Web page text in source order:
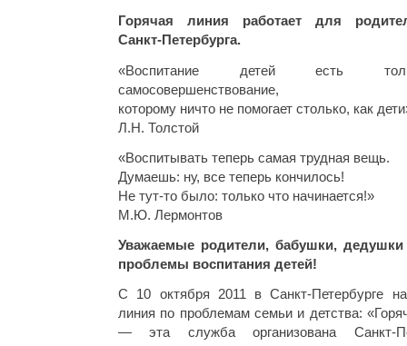
Горячая линия работает для
Санкт-Петербурга.
«Воспитание детей есть
самосовершенствование,
которому ничто не помогает столько, как
Л.Н. Толстой
«Воспитывать теперь самая трудная вещь.
Думаешь: ну, все теперь кончилось!
Не тут-то было: только что начинается!»
М.Ю. Лермонтов
Уважаемые родители, бабушки,
проблемы воспитания детей!
С 10 октября 2011 в Санкт-Петербурге
линия по проблемам семьи и детства:
— эта служба организована Санкт-